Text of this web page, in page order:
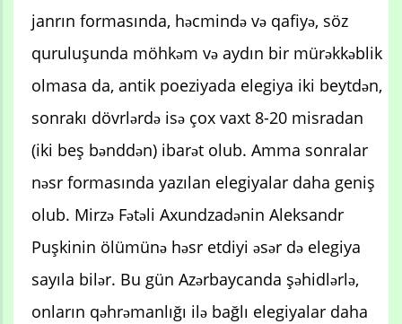
janrın formasında, həcmində və qafiyə, söz
quruluşunda möhkəm və aydın bir mürəkkəblik
olmasa da, antik poeziyada elegiya iki beytdən,
sonrakı dövrlərdə isə çox vaxt 8-20 misradan
(iki beş bənddən) ibarət olub. Amma sonralar
nəsr formasında yazılan elegiyalar daha geniş
olub. Mirzə Fətəli Axundzadənin Aleksandr
Puşkinin ölümünə həsr etdiyi əsər də elegiya
sayıla bilər. Bu gün Azərbaycanda şəhidlərlə,
onların qəhrəmanlığı ilə bağlı elegiyalar daha